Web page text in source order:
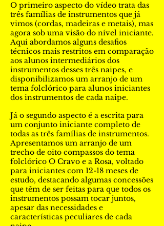
O primeiro aspecto do vídeo trata das
três famílias de instrumentos que já
vimos (cordas, madeiras e metais), mas
agora sob uma visão do nível iniciante.
Aqui abordamos alguns desafios
técnicos mais restritos em comparação
aos alunos intermediários dos
instrumentos desses três naipes, e
disponibilizamos um arranjo de um
tema folclórico para alunos iniciantes
dos instrumentos de cada naipe.
Já o segundo aspecto é a escrita para
um conjunto iniciante completo de
todas as três famílias de instrumentos.
Apresentamos um arranjo de um
trecho de oito compassos do tema
folclórico O Cravo e a Rosa, voltado
para iniciantes com 12-18 meses de
estudo, destacando algumas concessões
que têm de ser feitas para que todos os
instrumentos possam tocar juntos,
apesar das necessidades e
características peculiares de cada